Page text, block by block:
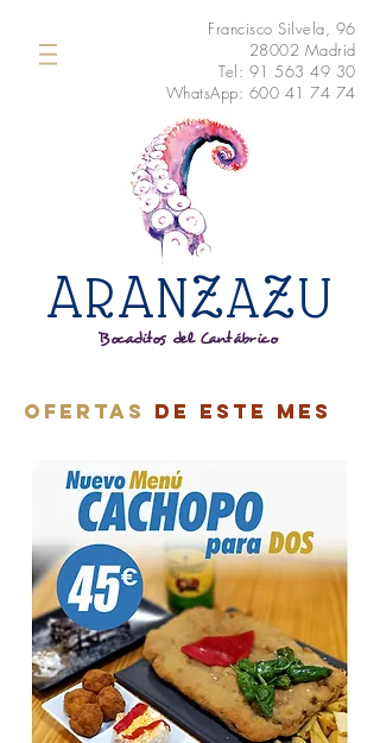
Francisco Silvela, 96
28002 Madrid
Tel: 91 563 49 30
WhatsApp: 600 41 74 74
Bocaditos del Cantábrico
ARANZAZU
ofertas de este mes